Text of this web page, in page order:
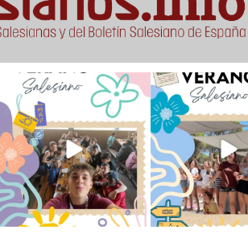
viviendo la alegría en el
campamento Caravio...
92 2
Que bonito todo lo
en el
252